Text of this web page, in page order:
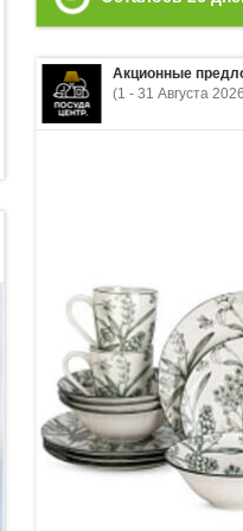
Акционные
(1 - 31 Августа